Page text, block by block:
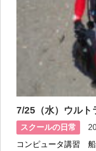
7/25（水）ウルト
スクールの日常
コンピュータ講習 船